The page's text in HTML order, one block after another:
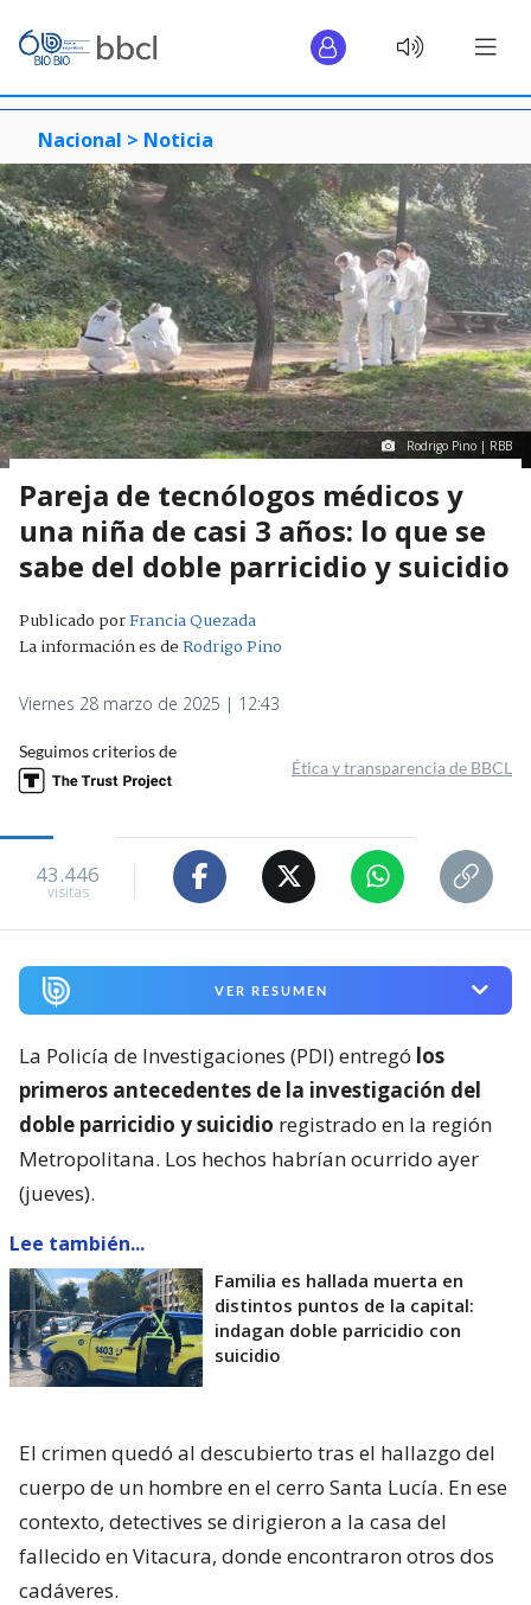
Nacional > Noticia
Rodrigo Pino | RBB
Pareja de tecnólogos médicos y
una niña de casi 3 años: lo que se
sabe del doble parricidio y suicidio
Publicado porFrancia Quezada
La información es deRodrigo Pino
Viernes 28 marzo de 2025 | 12:43
Seguimos criterios de
Ética y transparencia de BBCL
43.446
visitas
VER RESUMEN
La Policía de Investigaciones (PDI) entregó los
primeros antecedentes de la investigación del
doble parricidio y suicidio registrado en la región
Metropolitana. Los hechos habrían ocurrido ayer
(jueves).
Lee también...
Familia es hallada muerta en
distintos puntos de la capital:
indagan doble parricidio con
suicidio
El crimen quedó al descubierto tras el hallazgo del
cuerpo de un hombre en el cerro Santa Lucía. En ese
contexto, detectives se dirigieron a la casa del
fallecido en Vitacura, donde encontraron otros dos
cadáveres.